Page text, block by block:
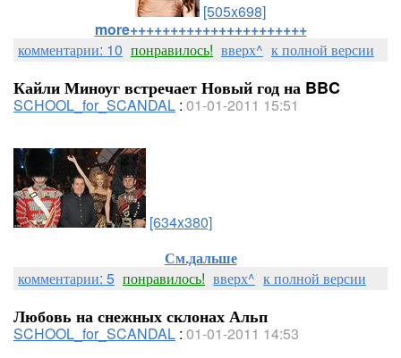
[505x698]
more++++++++++++++++++++++
комментарии: 10 понравилось! вверх^ к полной версии
Кайли Миноуг встречает Новый год на BBC
SCHOOL_for_SCANDAL : 01-01-2011 15:51
[634x380]
См.дальше
комментарии: 5 понравилось! вверх^ к полной версии
Любовь на снежных склонах Альп
SCHOOL_for_SCANDAL : 01-01-2011 14:53